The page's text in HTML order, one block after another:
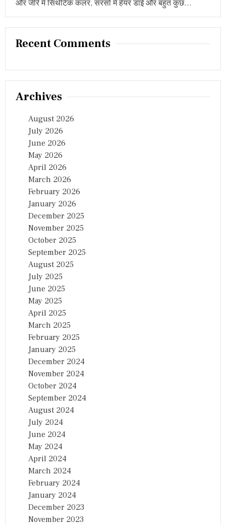
और जीरे में सिंथेटिक कलर, सरसों में हेयर डाई और बहुत कुछ…
Recent Comments
Archives
August 2026
July 2026
June 2026
May 2026
April 2026
March 2026
February 2026
January 2026
December 2025
November 2025
October 2025
September 2025
August 2025
July 2025
June 2025
May 2025
April 2025
March 2025
February 2025
January 2025
December 2024
November 2024
October 2024
September 2024
August 2024
July 2024
June 2024
May 2024
April 2024
March 2024
February 2024
January 2024
December 2023
November 2023